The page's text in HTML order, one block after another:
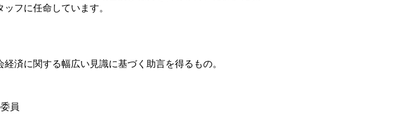
フに任命しています。
済に関する幅広い見識に基づく助言を得るもの。
員